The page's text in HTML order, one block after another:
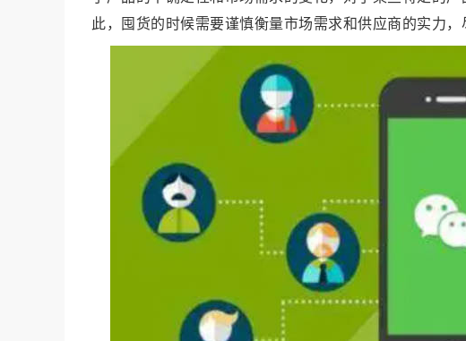
此，囤货的时候需要谨慎衡量市场需求和供应商的实力，